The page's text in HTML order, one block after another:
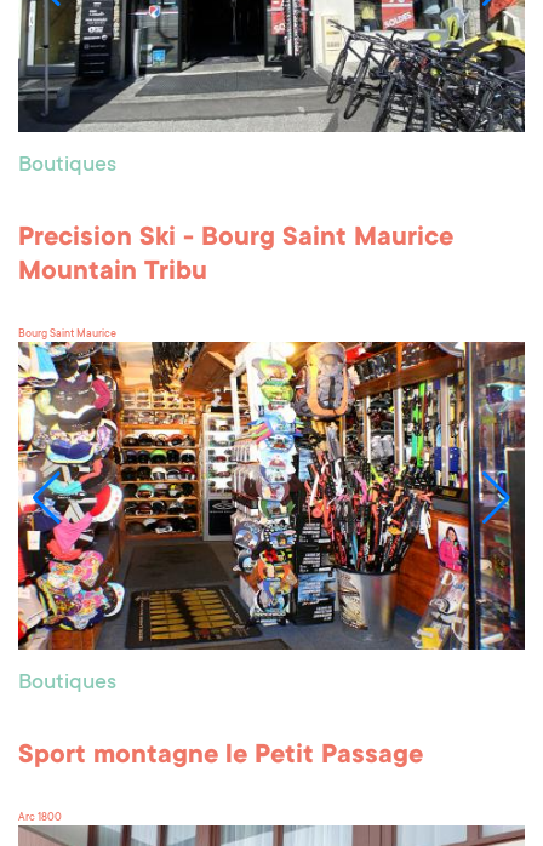
Boutiques
Precision Ski - Bourg Saint Maurice
Mountain Tribu
Bourg Saint Maurice
Boutiques
Sport montagne le Petit Passage
Arc 1800